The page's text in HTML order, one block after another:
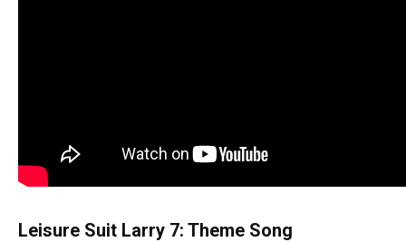
Leisure Suit Larry 7: Theme Song